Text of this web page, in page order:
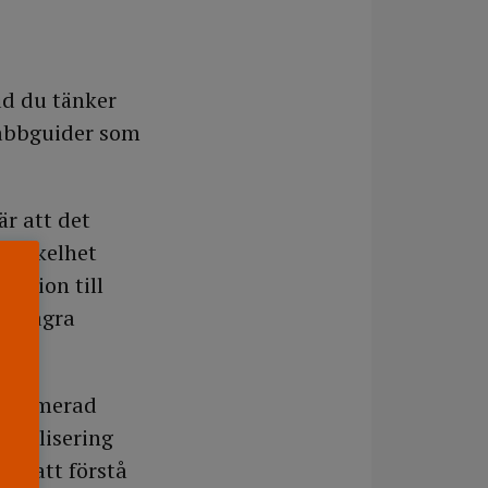
du tänker
som
att det
Enkelhet
till
några
att förstå